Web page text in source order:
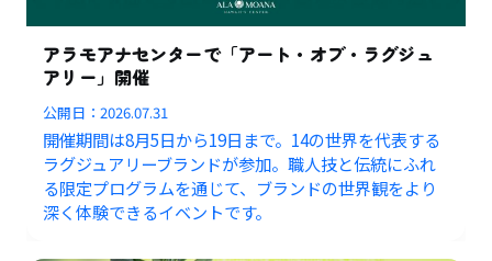
アラモアナセンターで「アート・オブ・ラグジュ
アリー」開催
公開日：2026.07.31
開催期間は8月5日から19日まで。14の世界を代表する
ラグジュアリーブランドが参加。職人技と伝統にふれ
る限定プログラムを通じて、ブランドの世界観をより
深く体験できるイベントです。